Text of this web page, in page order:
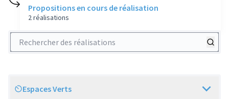
Propositions en cours de réalisation
2 réalisations
Rechercher des réalisations
Scope
Espaces Verts